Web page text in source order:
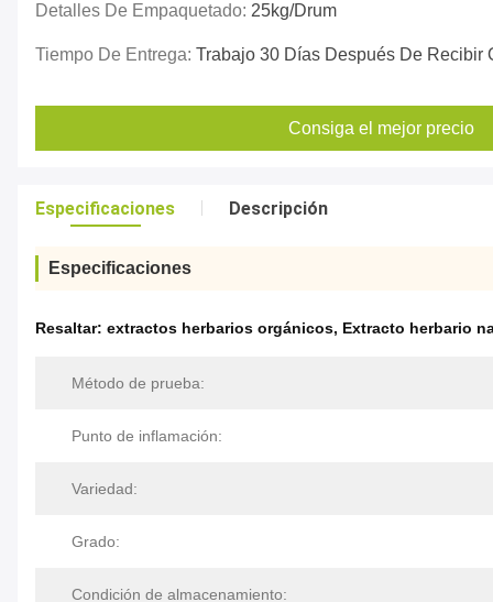
Detalles De Empaquetado: 25kg/drum
Tiempo De Entrega: Trabajo 30 Días Después De Recibir
Consiga el mejor precio
Especificaciones Descripción
Especificaciones
Resaltar: extractos herbarios orgánicos, Extracto herbario
Método de prueba:
Punto de inflamación:
Variedad:
Grado:
Condición de almacenamiento: